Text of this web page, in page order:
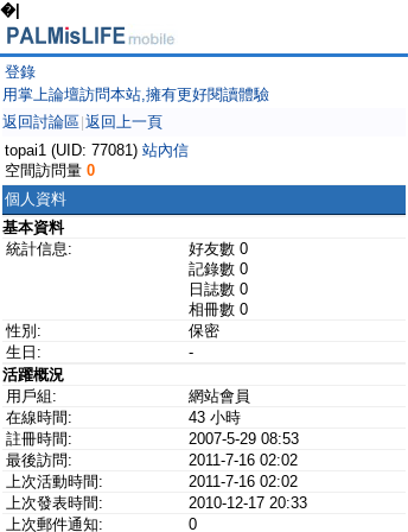
�|
登錄
用掌上論壇訪問本站,擁有更好閱讀體驗
返回討論區 返回上一頁
topai1 (UID: 77081) 站內信
空間訪問量 0
個人資料
基本資料
統計信息:
好友數 0
記錄數 0
日誌數 0
相冊數 0
性別:
保密
生日:
-
活躍概況
用戶組:
網站會員
在線時間:
43 小時
註冊時間:
2007-5-29 08:53
最後訪問:
2011-7-16 02:02
上次活動時間:
2011-7-16 02:02
上次發表時間:
2010-12-17 20:33
上次郵件通知:
0